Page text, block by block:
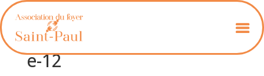
Foyer_St_Paul_avec_scén
e-12